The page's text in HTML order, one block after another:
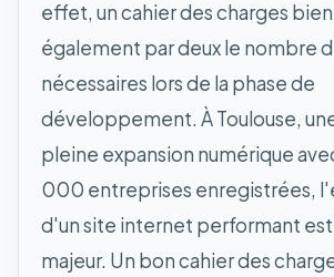
effet, un cahier des charges
également par deux le nombre
nécessaires lors de la phase de
développement. À Toulouse,
pleine expansion numérique
000 entreprises enregistrées,
d'un site internet performant est
majeur. Un bon cahier des